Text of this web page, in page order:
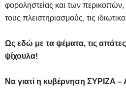
φοροληστείας και των περικοπών,
τους πλειστηριασμούς, τις
Ως εδώ με τα ψέματα, τις
ψίχουλα!
Να γιατί η κυβέρνηση ΣΥΡΙΖΑ –